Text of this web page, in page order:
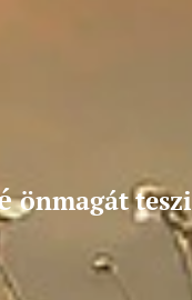
önmagát teszi